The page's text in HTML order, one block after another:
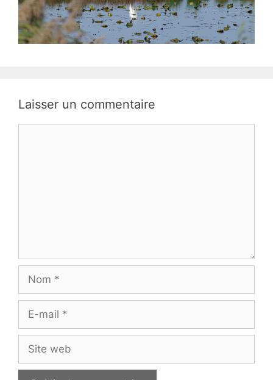
Laisser un commentaire
Nom
Site
web